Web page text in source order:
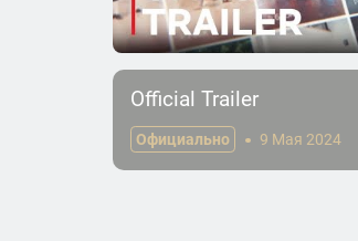
Official Trailer
Официально 9 Мая 2024